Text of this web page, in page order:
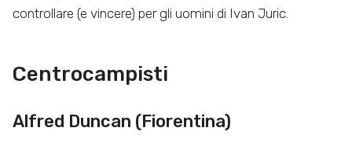
controllare (e vincere) per gli uomini di Ivan Juric.
Centrocampisti
Alfred Duncan (Fiorentina)